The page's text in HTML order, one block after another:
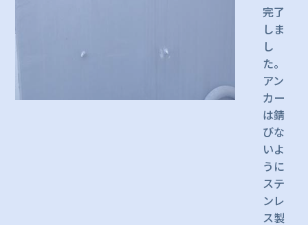
完了
しま
し
た。
アン
カー
は錆
びな
いよ
うに
ステ
ンレ
ス製